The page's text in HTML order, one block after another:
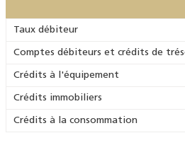
Taux débiteur
Comptes débiteurs et crédits de
Crédits à l'équipement
Crédits immobiliers
Crédits à la consommation